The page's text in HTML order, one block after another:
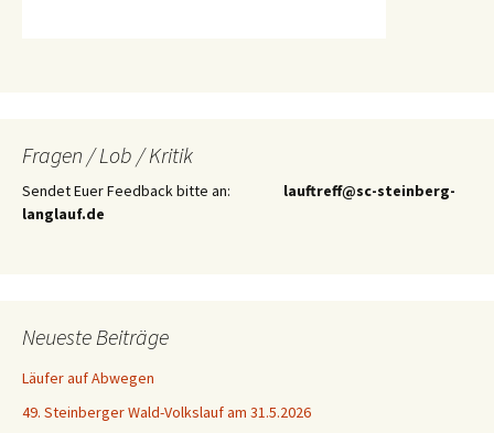
Fragen / Lob / Kritik
Sendet Euer Feedback bitte an: lauftreff@sc-steinberg-
langlauf.de
Neueste Beiträge
Läufer auf Abwegen
49. Steinberger Wald-Volkslauf am 31.5.2026